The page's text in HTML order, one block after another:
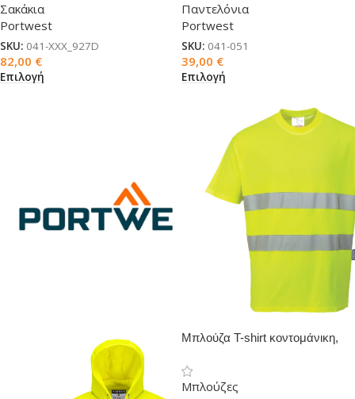
Σακάκια
Portwest
SKU: 041-XXX_927D
82,00 €
Επιλογή
Παντελόνια
Portwest
SKU: 041-051
39,00 €
Επιλογή
Μπλούζα T-shirt κοντομάνικη,
Μπλούζες